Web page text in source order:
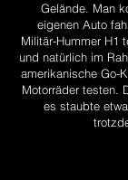
Gelände. Man
eigenen Auto
Militär-Hummer H1
und natürlich im
amerikanische Go-
Motorräder testen.
es staubte